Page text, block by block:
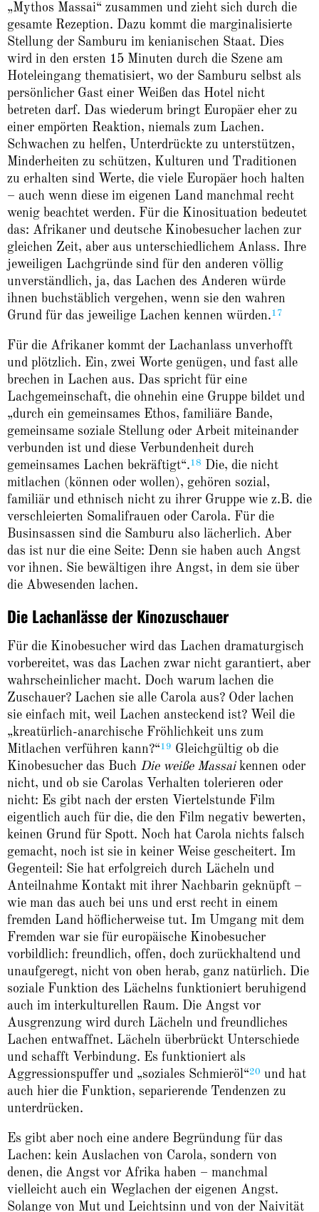
„Mythos Massai“ zusammen und zieht sich durch die
gesamte Rezeption. Dazu kommt die marginalisierte
Stellung der Samburu im kenianischen Staat. Dies
wird in den ersten 15 Minuten durch die Szene am
Hoteleingang thematisiert, wo der Samburu selbst als
persönlicher Gast einer Weißen das Hotel nicht
betreten darf. Das wiederum bringt Europäer eher zu
einer empörten Reaktion, niemals zum Lachen.
Schwachen zu helfen, Unterdrückte zu unterstützen,
Minderheiten zu schützen, Kulturen und Traditionen
zu erhalten sind Werte, die viele Europäer hoch halten
– auch wenn diese im eigenen Land manchmal recht
wenig beachtet werden. Für die Kinosituation bedeutet
das: Afrikaner und deutsche Kinobesucher lachen zur
gleichen Zeit, aber aus unterschiedlichem Anlass. Ihre
jeweiligen Lachgründe sind für den anderen völlig
unverständlich, ja, das Lachen des Anderen würde
ihnen buchstäblich vergehen, wenn sie den wahren
Grund für das jeweilige Lachen kennen würden.17
Für die Afrikaner kommt der Lachanlass unverhofft
und plötzlich. Ein, zwei Worte genügen, und fast alle
brechen in Lachen aus. Das spricht für eine
Lachgemeinschaft, die ohnehin eine Gruppe bildet und
„durch ein gemeinsames Ethos, familiäre Bande,
gemeinsame soziale Stellung oder Arbeit miteinander
verbunden ist und diese Verbundenheit durch
gemeinsames Lachen bekräftigt“.18
Die, die nicht
mitlachen (können oder wollen), gehören sozial,
familiär und ethnisch nicht zu ihrer Gruppe wie z.B. die
verschleierten Somalifrauen oder Carola. Für die
Businsassen sind die Samburu also lächerlich. Aber
das ist nur die eine Seite: Denn sie haben auch Angst
vor ihnen. Sie bewältigen ihre Angst, in dem sie über
die Abwesenden lachen.
Die Lachanlässe der Kinozuschauer
Für die Kinobesucher wird das Lachen dramaturgisch
vorbereitet, was das Lachen zwar nicht garantiert, aber
wahrscheinlicher macht. Doch warum lachen die
Zuschauer? Lachen sie alle Carola aus? Oder lachen
sie einfach mit, weil Lachen ansteckend ist? Weil die
„kreatürlich-anarchische Fröhlichkeit uns zum
Mitlachen verführen kann?“19 Gleichgültig ob die
Kinobesucher das Buch Die weiße Massaikennen oder
nicht, und ob sie Carolas Verhalten tolerieren oder
nicht: Es gibt nach der ersten Viertelstunde Film
eigentlich auch für die, die den Film negativ bewerten,
keinen Grund für Spott. Noch hat Carola nichts falsch
gemacht, noch ist sie in keiner Weise gescheitert. Im
Gegenteil: Sie hat erfolgreich durch Lächeln und
Anteilnahme Kontakt mit ihrer Nachbarin geknüpft –
wie man das auch bei uns und erst recht in einem
fremden Land höflicherweise tut. Im Umgang mit dem
Fremden war sie für europäische Kinobesucher
vorbildlich: freundlich, offen, doch zurückhaltend und
unaufgeregt, nicht von oben herab, ganz natürlich. Die
soziale Funktion des Lächelns funktioniert beruhigend
auch im interkulturellen Raum. Die Angst vor
Ausgrenzung wird durch Lächeln und freundliches
Lachen entwaffnet. Lächeln überbrückt Unterschiede
und schafft Verbindung. Es funktioniert als
Aggressionspuffer und „soziales Schmieröl“20 und hat
auch hier die Funktion, separierende Tendenzen zu
unterdrücken.
Es gibt aber noch eine andere Begründung für das
Lachen: kein Auslachen von Carola, sondern von
denen, die Angst vor Afrika haben – manchmal
vielleicht auch ein Weglachen der eigenen Angst.
Solange von Mut und Leichtsinn und von der Naivität